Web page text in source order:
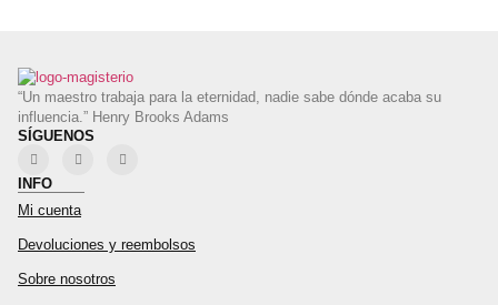
“Un maestro trabaja para la eternidad, nadie sabe dónde acaba su
influencia.” Henry Brooks Adams
SÍGUENOS
INFO
Mi cuenta
Devoluciones y reembolsos
Sobre nosotros